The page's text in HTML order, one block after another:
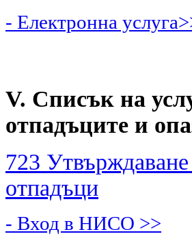
- Електронна
V. Списък на
отпадъците и
723
отпадъци
- Вход в НИСО >>